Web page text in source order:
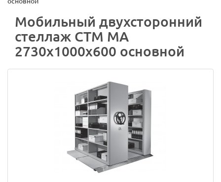
Мобильный двухсторонний
стеллаж СТМ МА
2730х1000х600 основной